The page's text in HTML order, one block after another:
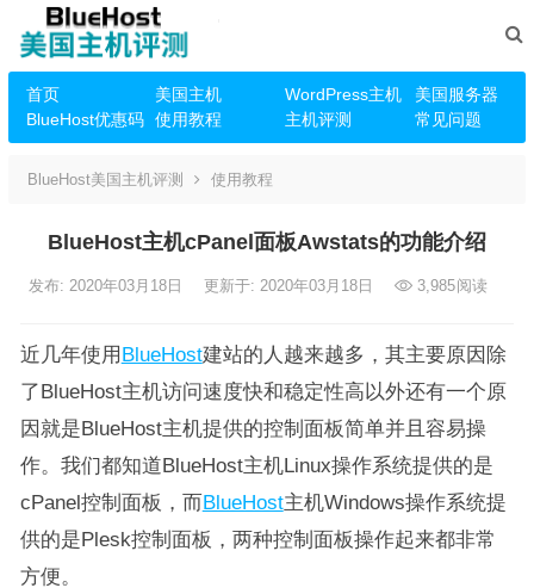
首页 美国主机 WordPress主机
美国服务器
BlueHost优惠码
使用教程 主机评测 常见问题
BlueHost美国主机评测 使用教程
BlueHost主机cPanel面板Awstats的功能介绍
发布: 2020年03月18日 更新于: 2020年03月18日 3,985阅读
近几年使用 BlueHost建站的人越来越多，其主要原因除
了BlueHost主机访问速度快和稳定性高以外还有一个原
因就是BlueHost主机提供的控制面板简单并且容易操
作。我们都知道BlueHost主机Linux操作系统提供的是
cPanel控制面板，而BlueHost主机Windows操作系统提
供的是Plesk控制面板，两种控制面板操作起来都非常
方便。